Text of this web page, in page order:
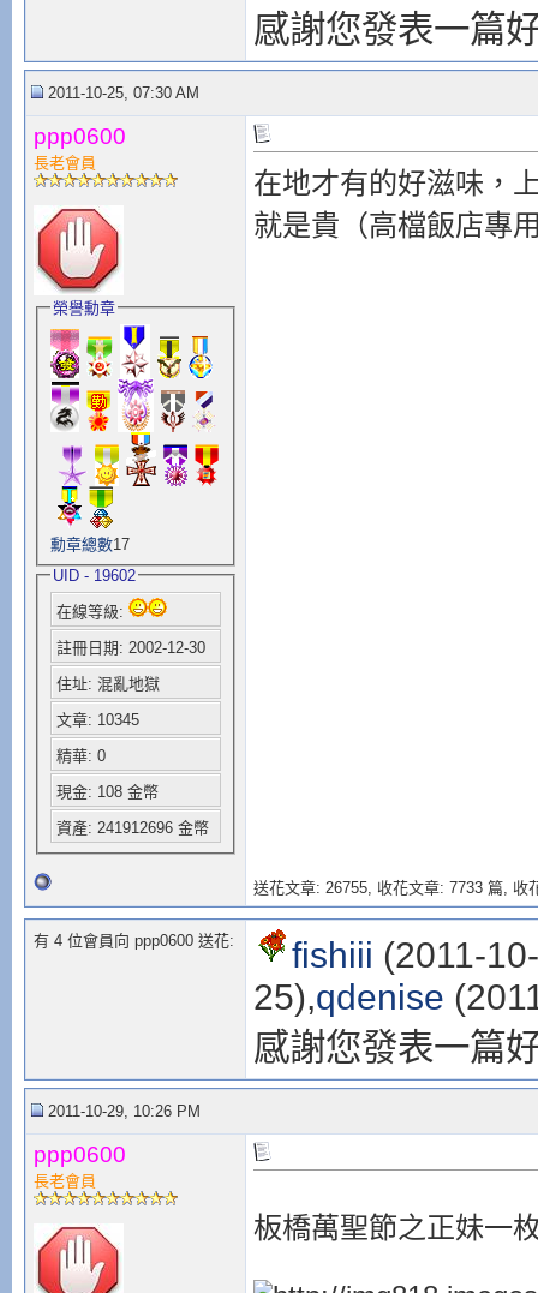
感謝您發表一篇
2011-10-25, 07:30 AM
ppp0600
長老會員
榮譽勳章
勳章總數17
UID - 19602
在線等級:
註冊日期: 2002-12-30
住址: 混亂地獄
文章: 10345
精華: 0
現金: 108 金幣
資產: 241912696 金幣
在地才有的好滋味，
就是貴（高檔飯店專
送花文章: 26755, 收花文章: 7733 篇, 收
有 4 位會員向 ppp0600 送花: fishiii (2011-
25),qdenise
感謝您發表一篇
2011-10-29, 10:26 PM
ppp0600
長老會員
板橋萬聖節之正妹一